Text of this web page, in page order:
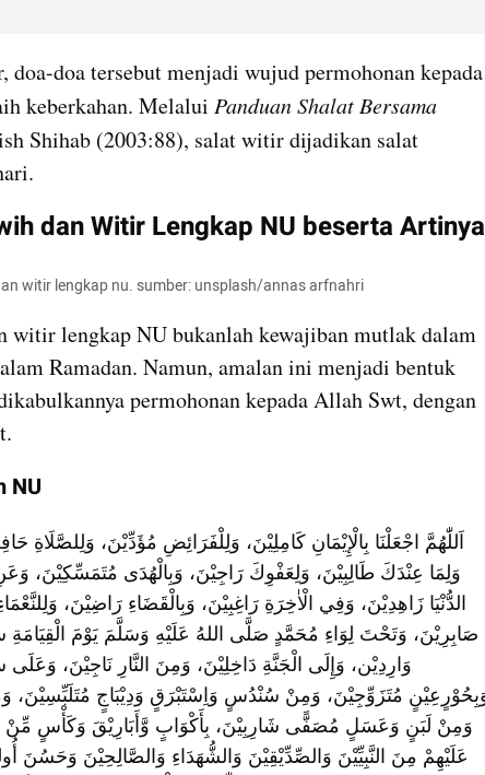
doa-doa tersebut menjadi wujud permohonan kepada
keberkahan. Melalui Panduan Shalat Bersama
Shihab (2003:88), salat witir dijadikan salat
dan Witir Lengkap NU beserta Artinya
witir lengkap nu. sumber: unsplash/annas arfnahri
witir lengkap NU bukanlah kewajiban mutlak dalam
Ramadan. Namun, amalan ini menjadi bentuk
permohonan kepada Allah Swt, dengan
NU